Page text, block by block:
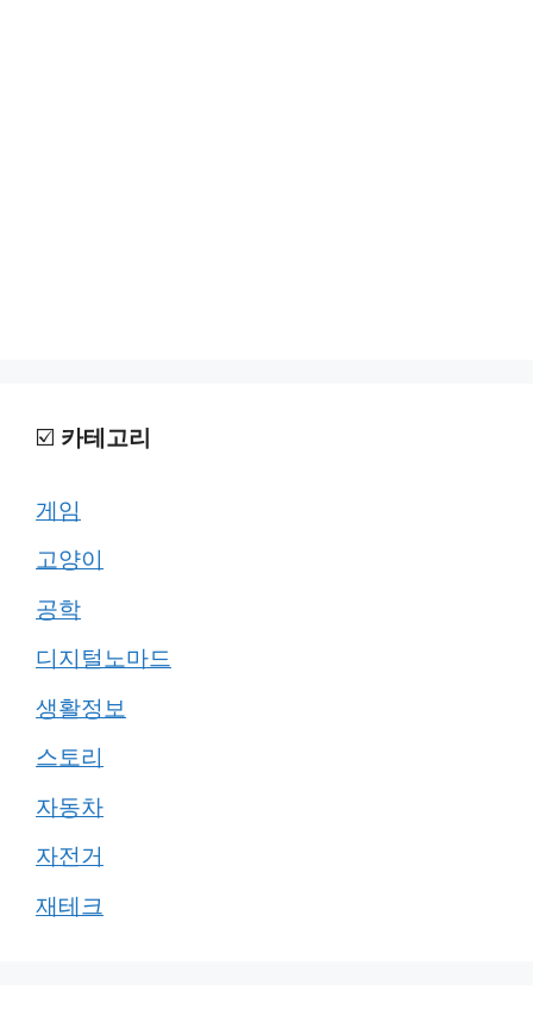
☑️ 카테고리
게임
고양이
공학
디지털노마드
생활정보
스토리
자동차
자전거
재테크